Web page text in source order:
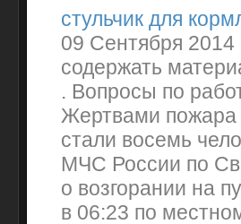
стульчик для
09 Сентября
содержать
. Вопросы по
Жертвами пожара
стали восемь
МЧС России по
о возгорании на
в 06:23 по